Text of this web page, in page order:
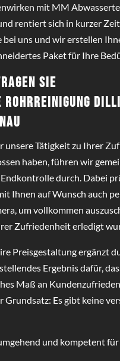
mit MM
rentiert sich in kurzer
bei uns und wir erstellen
Paket für Ihre
Sie
Rohrreinigung
unsere Tätigkeit zu Ihrer
haben, führen wir
durch. Dabei
Ihnen auf Wunsch auch
um vollkommen
Zufriedenheit erledigt
Preisgestaltung ergänzt
Ergebnis dafür,
Maß an
Grundsatz: Es gibt keine
und kompetent für